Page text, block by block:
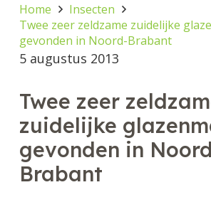
Home
Insecten
Twee zeer zeldzame zuidelijke
gevonden in Noord-Brabant
5 augustus 2013
Twee zeer
zuidelijke
gevonden in
Brabant